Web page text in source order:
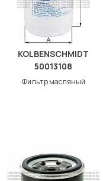
KOLBENSCHMIDT
50013108
Фильтр масляный